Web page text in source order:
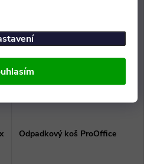
Odpadkový koš ProOffice